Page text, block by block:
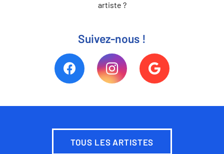
artiste ?
Suivez-nous !
TOUS LES ARTISTES